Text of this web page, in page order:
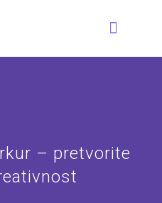
– pretvorite